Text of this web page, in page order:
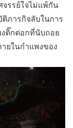
รรย์ใจไม่แพ้กัน
ภารกิจลับในการ
ติ๊กต่อกที่นับถอย
ยในกำแพงของ